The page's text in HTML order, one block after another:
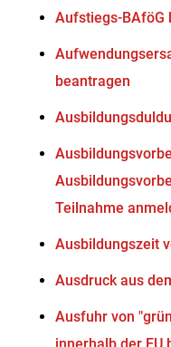
Aufstiegs-BAföG
beantragen
Teilnahme
Ausbildungszeit
Ausdruck aus
Ausfuhr von